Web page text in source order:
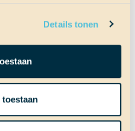
Details tonen
toestaan